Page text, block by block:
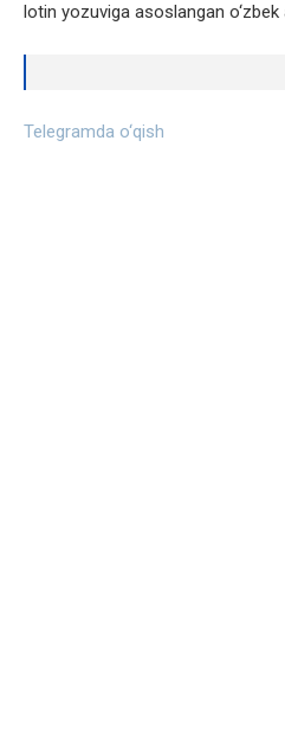
lotin yozuviga asoslangan o‘zbek
Telegramda o‘qish